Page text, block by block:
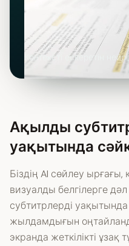
Контексті ескеретін
Ақылды
уақытында
Біздің AI сөйлеу
визуалды белгілерге дәл
субтитрлерді
жылдамдығын
экранда жеткілікті ұзақ